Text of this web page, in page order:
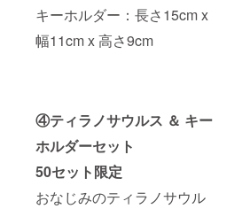
キーホルダー：長さ15cm x
幅11cm x 高さ9cm
④ティラノサウルス ＆ キー
ホルダーセット
50セット限定
おなじみのティラノサウル